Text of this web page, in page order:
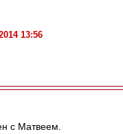
13:56
с Матвеем.